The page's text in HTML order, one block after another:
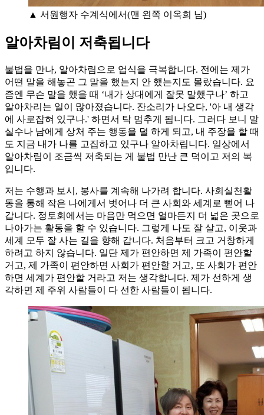
▲ 서원행자 수계식에서(맨 왼쪽 이옥희 님)
알아차림이 저축됩니다
불법을 만나, 알아차림으로 업식을 극복합니다. 전에는 제가
어떤 말을 해놓곤 그 말을 했는지 안 했는지도 몰랐습니다. 요
즘엔 무슨 말을 했을 때 ‘내가 상대에게 잘못 말했구나’ 하고
알아차리는 일이 많아졌습니다. 잔소리가 나오다, '아 내 생각
에 사로잡혀 있구나.' 하면서 탁 멈추게 됩니다. 그러다 보니 말
실수나 남에게 상처 주는 행동을 덜 하게 되고, 내 주장을 할 때
도 지금 내가 나를 고집하고 있구나 알아차립니다. 일상에서
알아차림이 조금씩 저축되는 게 불법 만난 큰 덕이고 저의 복
입니다.
저는 수행과 보시, 봉사를 계속해 나가려 합니다. 사회실천활
동을 통해 작은 나에게서 벗어나 더 큰 사회와 세계로 뻗어 나
갑니다. 정토회에서는 마음만 먹으면 얼마든지 더 넓은 곳으로
나아가는 활동을 할 수 있습니다. 그렇게 나도 잘 살고, 이웃과
세계 모두 잘 사는 길을 향해 갑니다. 처음부터 크고 거창하게
하려고 하지 않습니다. 일단 제가 편안하면 제 가족이 편안할
거고, 제 가족이 편안하면 사회가 편안할 거고, 또 사회가 편안
하면 세계가 편안할 거라고 저는 생각합니다. 제가 선하게 생
각하면 제 주위 사람들이 다 선한 사람들이 됩니다.